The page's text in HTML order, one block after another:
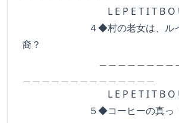
L E P E T I T B O U
４◆村の老女は、ルイ
裔？
L E P E T I T B O U
５◆コーヒーの真っ「